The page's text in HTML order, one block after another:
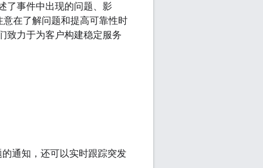
了事件中出现的问题、影
在了解问题和提高可靠性时
致力于为客户构建稳定服务
的通知，还可以实时跟踪突发